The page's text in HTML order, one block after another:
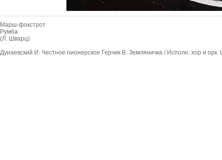
Марш-фокстрот
Румба
(Л. Шварц)
Дунаевский И. Честное пионерское Герчик В. Земляничка / Исполн. хор и